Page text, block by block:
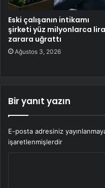
Eski çalışanın intikamı
şirketi yüz milyonlarca lira
zarara uğrattı
Ağustos 3, 2026
Bir yanıt yazın
E-posta adresiniz
işaretlenmişlerdir